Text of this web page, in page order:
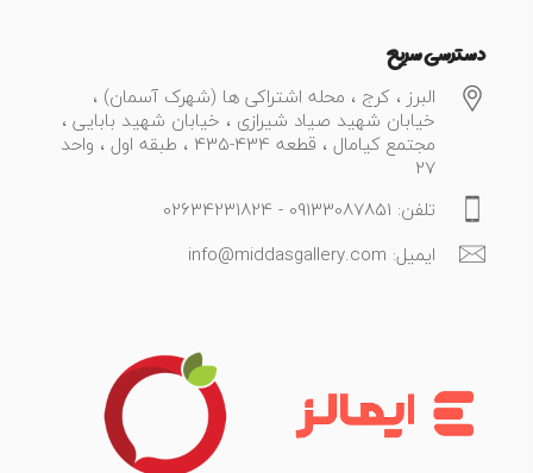
دسترسی سریع
البرز ، کرج ، محله اشتراکی ها (شهرک آسمان) ،
خیابان شهید صیاد شیرازی ، خیابان شهید بابایی ،
مجتمع کیامال ، قطعه 434-435 ، طبقه اول ، واحد
27
تلفن: 09133087851 - 02634231824
ایمیل: info@middasgallery.com